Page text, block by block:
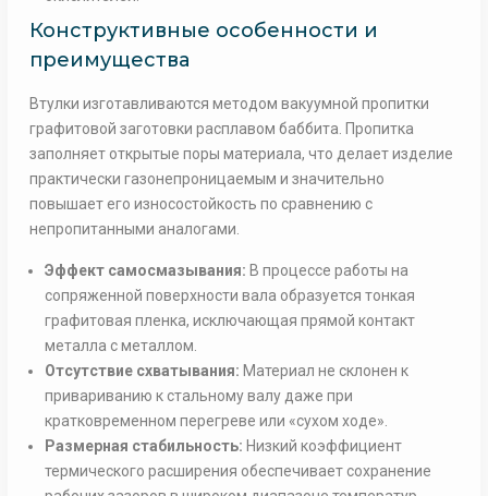
Конструктивные особенности и
преимущества
Втулки изготавливаются методом вакуумной пропитки
графитовой заготовки расплавом баббита. Пропитка
заполняет открытые поры материала, что делает изделие
практически газонепроницаемым и значительно
повышает его износостойкость по сравнению с
непропитанными аналогами.
Эффект самосмазывания: В процессе работы на
сопряженной поверхности вала образуется тонкая
графитовая пленка, исключающая прямой контакт
металла с металлом.
Отсутствие схватывания: Материал не склонен к
привариванию к стальному валу даже при
кратковременном перегреве или «сухом ходе».
Размерная стабильность: Низкий коэффициент
термического расширения обеспечивает сохранение